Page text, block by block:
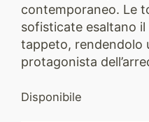
contemporaneo. Le
sofisticate esaltano
tappeto, rendendolo
protagonista
Disponibile